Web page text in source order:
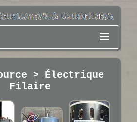
> Électrique
Filaire